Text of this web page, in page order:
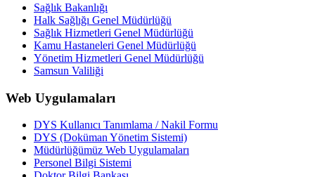
Sağlık Bakanlığı
Halk Sağlığı Genel Müdürlüğü
Sağlık Hizmetleri Genel Müdürlüğü
Kamu Hastaneleri Genel Müdürlüğü
Yönetim Hizmetleri Genel Müdürlüğü
Samsun Valiliği
Web Uygulamaları
DYS Kullanıcı Tanımlama / Nakil Formu
DYS (Doküman Yönetim Sistemi)
Müdürlüğümüz Web Uygulamaları
Personel Bilgi Sistemi